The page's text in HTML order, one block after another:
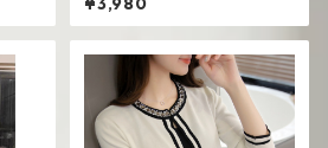
ンプル